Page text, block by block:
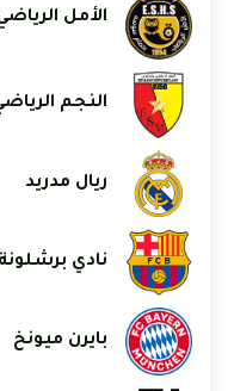
الأمل الرياضي
النجم الرياضي
ريال مدريد
نادي برشلونة
بايرن ميونخ